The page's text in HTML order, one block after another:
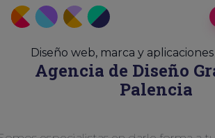
Diseño web, marca y
Agencia de Diseño
Palencia